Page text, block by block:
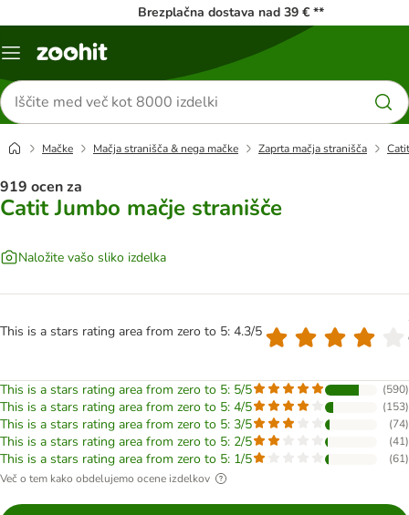
Brezplačna dostava nad 39 € **
Meni
Iskanje
izdelkov
Mačke Mačja stranišča & nega mačke Zaprta mačja stranišča
919 ocen za
Catit Jumbo mačje stranišče
Naložite vašo sliko izdelka
This is a stars rating area from zero to 5: 4.3/5
This is a stars rating area from zero to 5: 5/5 (590)
This is a stars rating area from zero to 5: 4/5 (153)
This is a stars rating area from zero to 5: 3/5 (74)
This is a stars rating area from zero to 5: 2/5 (41)
This is a stars rating area from zero to 5: 1/5 (61)
Več o tem kako obdelujemo ocene izdelkov